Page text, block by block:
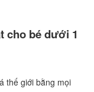
cho bé dưới 1
thế giới bằng mọi